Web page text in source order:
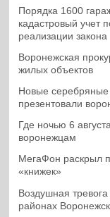
Порядка 1600
кадастровый учет
реализации закона
Воронежская
жилых объектов
Новые серебряные
презентовали
Где ночью 6
воронежцам
МегаФон раскрыл
«книжек»
Воздушная
районах